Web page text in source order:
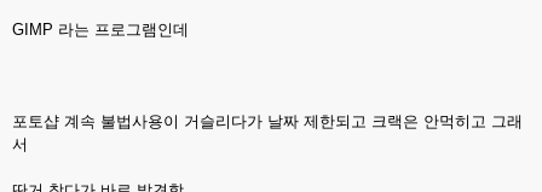
GIMP 라는 프로그램인데
포토샵 계속 불법사용이 거슬리다가 날짜 제한되고 크랙은 안먹히고 그래
서